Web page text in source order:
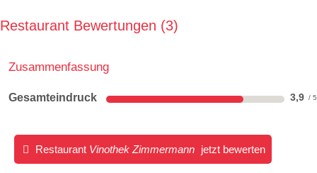
Restaurant Bewertungen 3
Zusammenfassung
Gesamteindruck 3,9
Restaurant Vinothek Zimmermann jetzt bewerten